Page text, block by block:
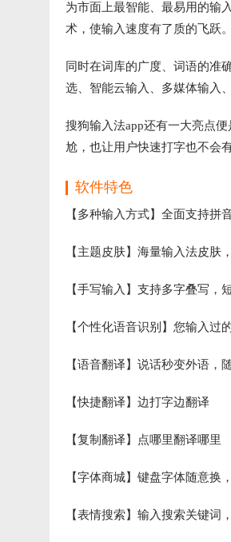
为市面上最智能、最易用的输
术，使输入速度有了质的飞跃。
同时在词库的广度、词语的准
选、智能云输入、多媒体输入
搜狗输入法app还有一大亮点
尬，也让用户快速打字也不会
软件特色
【多种输入方式】全面支持
【主题皮肤】海量输入法皮肤
【手写输入】支持多字叠写，
【个性化语音识别】您输入过
【语音翻译】说话秒变外语，
【快捷翻译】边打字边翻译
【复制翻译】点哪里翻译哪里
【字体商城】键盘字体随意换
【表情搜索】输入搜索关键词